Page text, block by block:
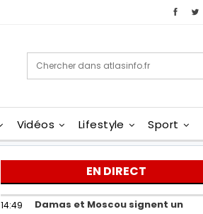
Vidéos Lifestyle Sport
EN DIRECT
14:49
Damas et Moscou signent un